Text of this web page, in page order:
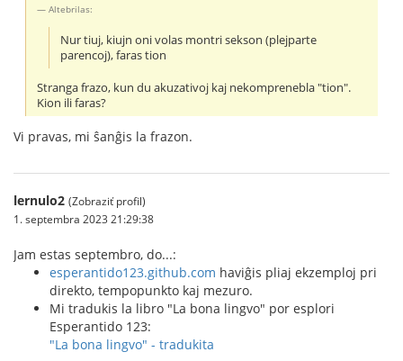
Altebrilas:
Nur tiuj, kiujn oni volas montri sekson (plejparte
parencoj), faras tion
Stranga frazo, kun du akuzativoj kaj nekomprenebla "tion".
Kion ili faras?
Vi pravas, mi ŝanĝis la frazon.
lernulo2 (Zobraziť profil)
1. septembra 2023 21:29:38
Jam estas septembro, do...:
esperantido123.github.com haviĝis pliaj ekzemploj pri
direkto, tempopunkto kaj mezuro.
Mi tradukis la libro "La bona lingvo" por esplori
Esperantido 123:
"La bona lingvo" - tradukita